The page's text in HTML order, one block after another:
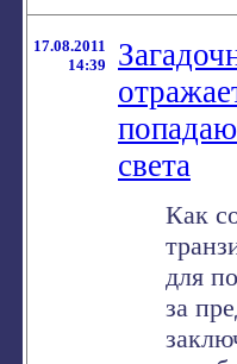
17.08.2011
14:39
света
Как
для
за